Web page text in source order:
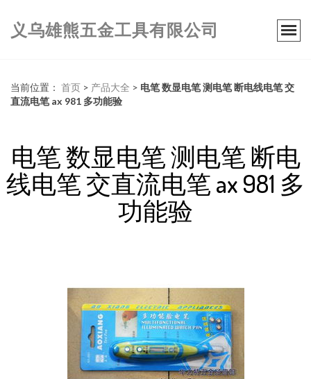
义乌雄熊五金工具有限公司
当前位置： 首页 > 产品大全 > 电笔 数显电笔 测电笔 断电线电笔 交
直流电笔 ax 981 多功能验
电笔 数显电笔 测电笔 断电
线电笔 交直流电笔 ax 981 多
功能验